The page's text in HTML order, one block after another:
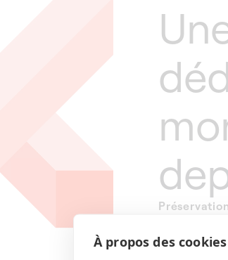
À propos des
Préservation
Reproduisant